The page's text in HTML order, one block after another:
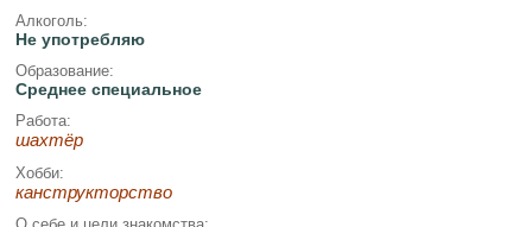
Алкоголь:
Не употребляю
Образование:
Среднее специальное
Работа:
шахтёр
Хобби:
канструкторство